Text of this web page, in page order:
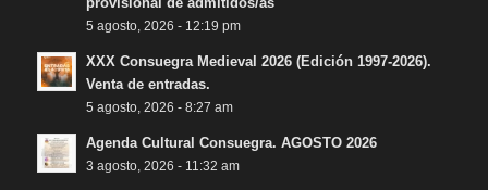
5 agosto, 2026 - 12:19 pm
XXX Consuegra Medieval 2026 (Edición 1997-2026).
Venta de entradas.
5 agosto, 2026 - 8:27 am
Agenda Cultural Consuegra. AGOSTO 2026
3 agosto, 2026 - 11:32 am